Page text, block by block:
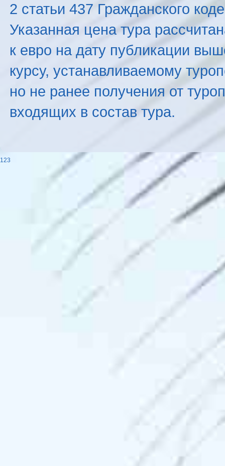
2 статьи 437 Гражданского
Указанная цена тура
к евро на дату публикации
курсу, устанавливаемому
но не ранее получения от
входящих в состав тура.
123